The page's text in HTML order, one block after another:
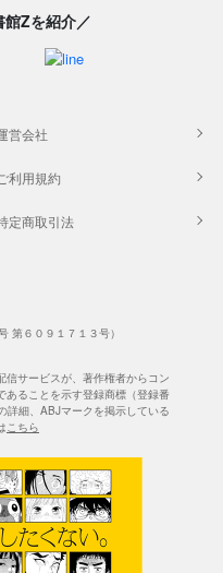
館Zを紹介／
営会社
ご利用規約
定商取引法
信サービスが、著作権者からコン
あることを示す登録商標（登録番
詳細、ABJマークを掲示している
こちら